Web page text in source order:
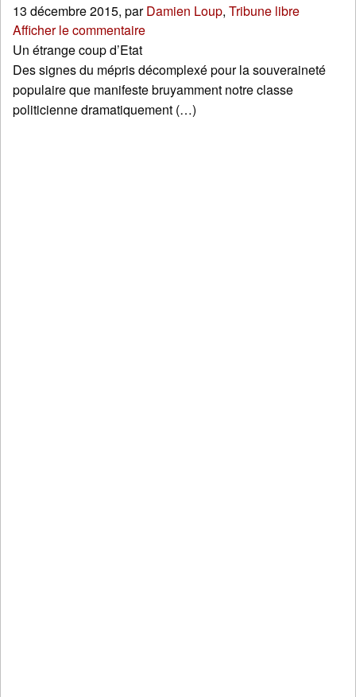
13 décembre 2015, parDamien Loup, Tribune libre
Afficher le commentaire
Un étrange coup d’Etat
Des signes du mépris décomplexé pour la souveraineté
populaire que manifeste bruyamment notre classe
politicienne dramatiquement (…)